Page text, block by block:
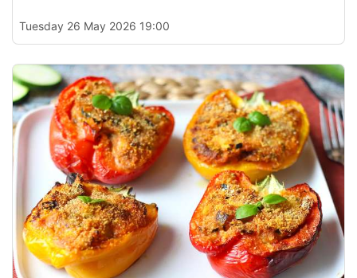
Tuesday 26 May 2026 19:00